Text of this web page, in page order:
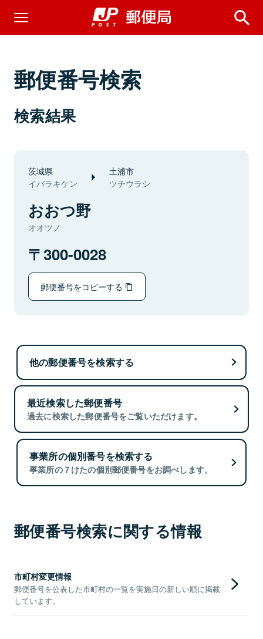
郵便番号検索
検索結果
茨城県
イバラキケン
土浦市
ツチウラシ
おおつ野
オオツノ
300-0028
郵便番号をコピーする
他の郵便番号を検索する
最近検索した郵便番号
過去に検索した郵便番号をご覧いただけます。
事業所の個別番号を検索する
事業所の７けたの個別郵便番号をお調べします。
郵便番号検索に関する情報
市町村変更情報
郵便番号を公表した市町村の一覧を実施日の新しい順に掲載
しています。